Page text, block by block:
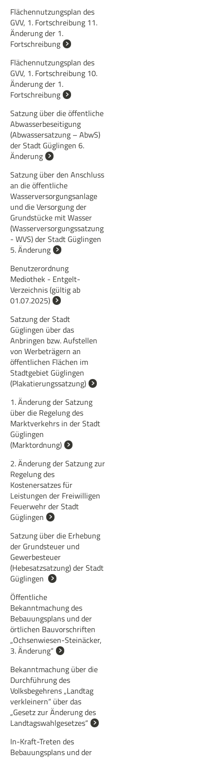
Flächennutzungsplan des
GVV, 1. Fortschreibung 11.
Änderung der 1.
Fortschreibung
Flächennutzungsplan des
GVV, 1. Fortschreibung 10.
Änderung der 1.
Fortschreibung
Satzung über die öffentliche
Abwasserbeseitigung
(Abwassersatzung – AbwS)
der Stadt Güglingen 6.
Änderung
Satzung über den Anschluss
an die öffentliche
Wasserversorgungsanlage
und die Versorgung der
Grundstücke mit Wasser
(Wasserversorgungssatzung
- WVS) der Stadt Güglingen
5. Änderung
Benutzerordnung
Mediothek - Entgelt-
Verzeichnis (gültig ab
01.07.2025)
Satzung der Stadt
Güglingen über das
Anbringen bzw. Aufstellen
von Werbeträgern an
öffentlichen Flächen im
Stadtgebiet Güglingen
(Plakatierungssatzung)
1. Änderung der Satzung
über die Regelung des
Marktverkehrs in der Stadt
Güglingen
(Marktordnung)
2. Änderung der Satzung zur
Regelung des
Kostenersatzes für
Leistungen der Freiwilligen
Feuerwehr der Stadt
Güglingen
Satzung über die Erhebung
der Grundsteuer und
Gewerbesteuer
(Hebesatzsatzung) der Stadt
Güglingen
Öffentliche
Bekanntmachung des
Bebauungsplans und der
örtlichen Bauvorschriften
„Ochsenwiesen-Steinäcker,
3. Änderung“
Bekanntmachung über die
Durchführung des
Volksbegehrens „Landtag
verkleinern“ über das
„Gesetz zur Änderung des
Landtagswahlgesetzes“
In-Kraft-Treten des
Bebauungsplans und der